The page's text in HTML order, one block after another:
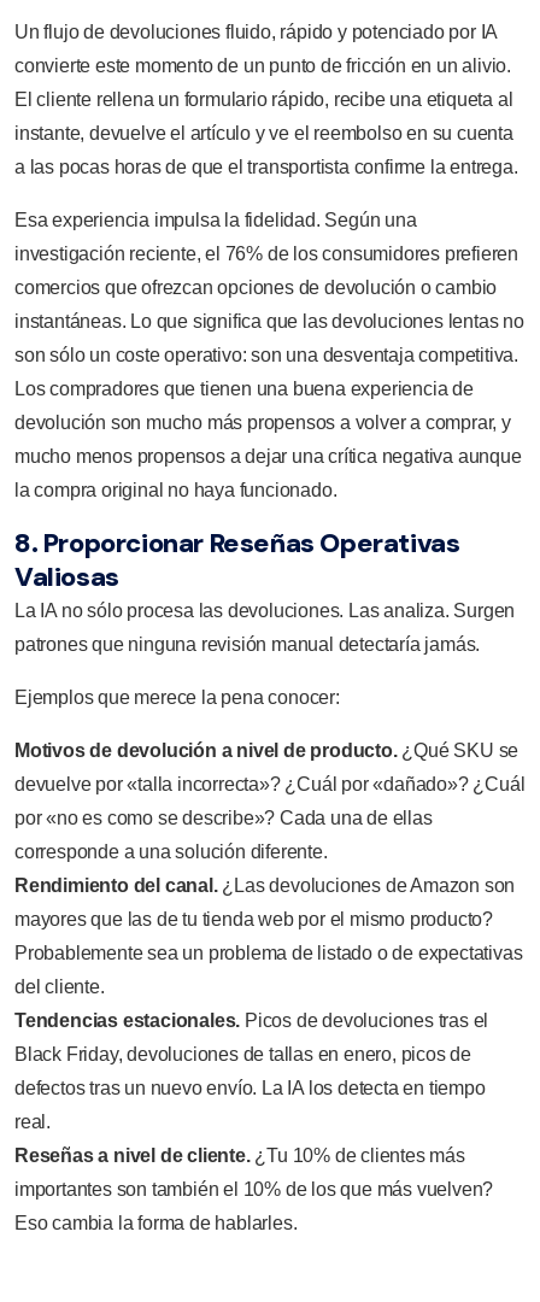
Un flujo de devoluciones fluido, rápido y potenciado por IA
convierte este momento de un punto de fricción en un alivio.
El cliente rellena un formulario rápido, recibe una etiqueta al
instante, devuelve el artículo y ve el reembolso en su cuenta
a las pocas horas de que el transportista confirme la entrega.
Esa experiencia impulsa la fidelidad. Según una
investigación reciente, el 76% de los consumidores prefieren
comercios que ofrezcan opciones de devolución o cambio
instantáneas. Lo que significa que las devoluciones lentas no
son sólo un coste operativo: son una desventaja competitiva.
Los compradores que tienen una buena experiencia de
devolución son mucho más propensos a volver a comprar, y
mucho menos propensos a dejar una crítica negativa aunque
la compra original no haya funcionado.
8. Proporcionar Reseñas Operativas
Valiosas
La IA no sólo procesa las devoluciones. Las analiza. Surgen
patrones que ninguna revisión manual detectaría jamás.
Ejemplos que merece la pena conocer:
Motivos de devolución a nivel de producto.¿Qué SKU se
devuelve por «talla incorrecta»? ¿Cuál por «dañado»? ¿Cuál
por «no es como se describe»? Cada una de ellas
corresponde a una solución diferente.
Rendimiento del canal.¿Las devoluciones de Amazon son
mayores que las de tu tienda web por el mismo producto?
Probablemente sea un problema de listado o de expectativas
del cliente.
Tendencias estacionales. Picos de devoluciones tras el
Black Friday, devoluciones de tallas en enero, picos de
defectos tras un nuevo envío. La IA los detecta en tiempo
real.
Reseñas a nivel de cliente.¿Tu 10% de clientes más
importantes son también el 10% de los que más vuelven?
Eso cambia la forma de hablarles.